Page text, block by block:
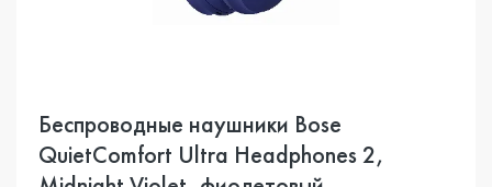
Беспроводные наушники Bose
QuietComfort Ultra Headphones 2,